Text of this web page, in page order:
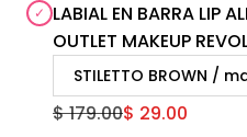
LABIAL EN BARRA LIP
OUTLET MAKEUP
$ 179.00$ 29.00